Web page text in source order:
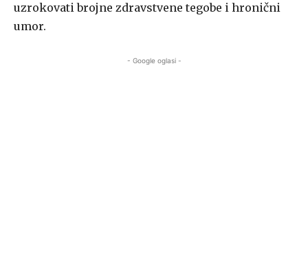
uzrokovati brojne zdravstvene tegobe i hronični
umor.
- Google oglasi -